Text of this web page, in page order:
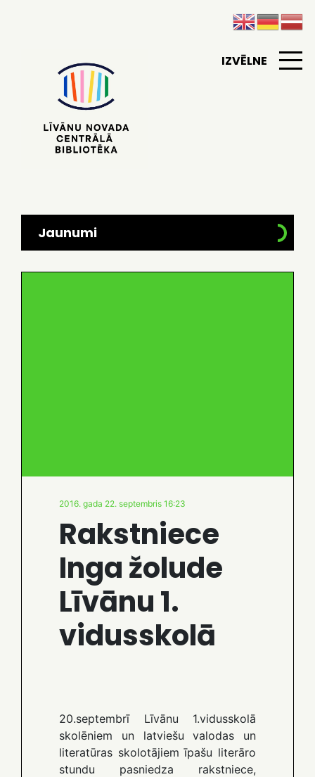
IZVĒLNE
Jaunumi
2016. gada 22. septembris 16:23
Rakstniece
Inga žolude
Līvānu 1.
vidusskolā
20.septembrī Līvānu 1.vidusskolā
skolēniem un latviešu valodas un
literatūras skolotājiem īpašu literāro
stundu pasniedza rakstniece,